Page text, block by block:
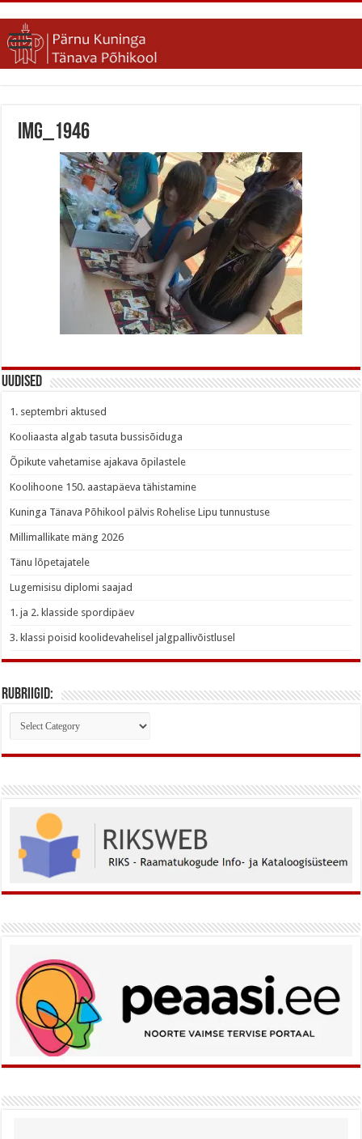
IMG_1946
Uudised
1. septembri aktused
Kooliaasta algab tasuta bussisõiduga
Õpikute vahetamise ajakava õpilastele
Koolihoone 150. aastapäeva tähistamine
Kuninga Tänava Põhikool pälvis Rohelise Lipu tunnustuse
Millimallikate mäng 2026
Tänu lõpetajatele
Lugemisisu diplomi saajad
1. ja 2. klasside spordipäev
3. klassi poisid koolidevahelisel jalgpallivõistlusel
Rubriigid:
Rubriigid: